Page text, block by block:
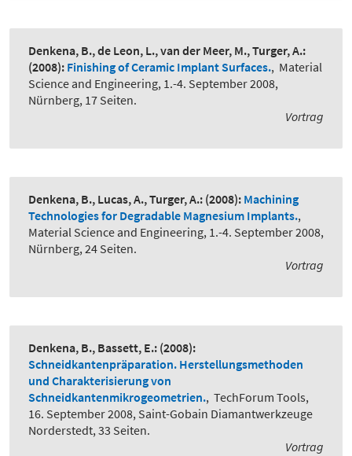
Denkena, B., de Leon, L., van der Meer, M., Turger, A.:
(2008): Finishing of Ceramic Implant Surfaces., Material
Science and Engineering, 1.-4. September 2008,
Nürnberg, 17 Seiten.
Vortrag
Denkena, B., Lucas, A., Turger, A.: (2008): Machining
Technologies for Degradable Magnesium Implants.,
Material Science and Engineering, 1.-4. September 2008,
Nürnberg, 24 Seiten.
Vortrag
Denkena, B., Bassett, E.: (2008):
Schneidkantenpräparation. Herstellungsmethoden
und Charakterisierung von
Schneidkantenmikrogeometrien., TechForum Tools,
16. September 2008, Saint-Gobain Diamantwerkzeuge
Norderstedt, 33 Seiten.
Vortrag